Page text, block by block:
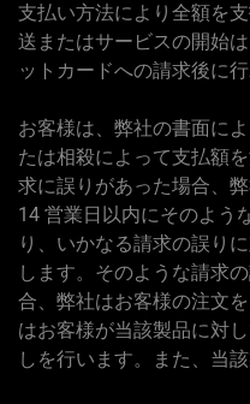
支払い方法により全額を
送またはサービスの開始
ットカードへの請求後に行
お客様は、弊社の書面に
たは相殺によって支払額
求に誤りがあった場合、
14 営業日以内にそのよう
り、いかなる請求の誤り
します。そのような請求
合、弊社はお客様の注文
はお客様が当該製品に対
しを行います。また、当